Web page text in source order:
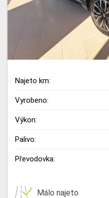
Najeto km:
Vyrobeno:
Výkon:
Palivo:
Převodovka:
Málo najeto